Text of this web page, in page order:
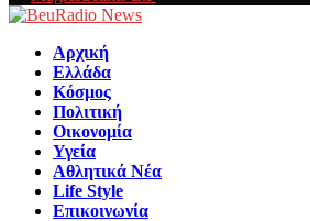
Αρχική
Ελλάδα
Κόσμος
Πολιτική
Οικονομία
Υγεία
Αθλητικά Νέα
Life Style
Επικοινωνία